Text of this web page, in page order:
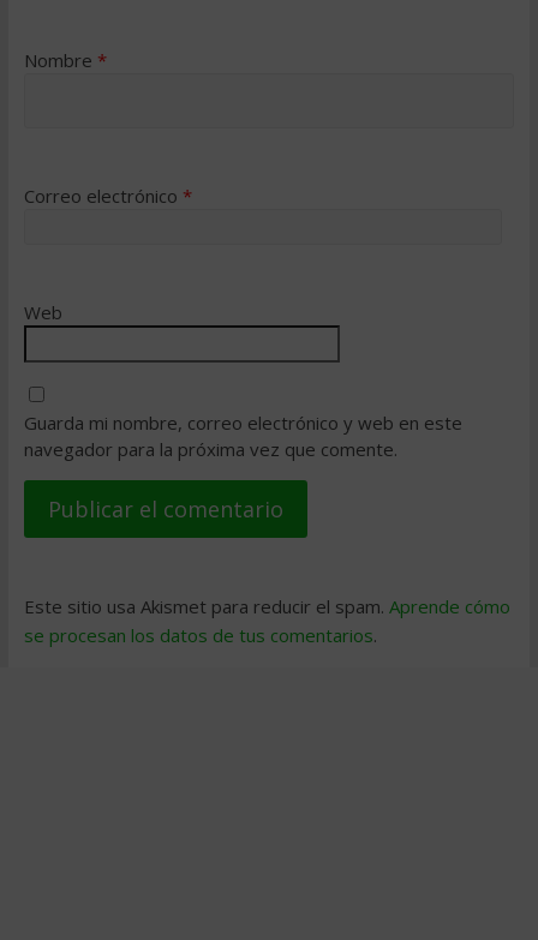
Nombre *
Correo electrónico *
Web
Guarda mi nombre, correo electrónico y web en este
navegador para la próxima vez que comente.
Este sitio usa Akismet para reducir el spam. Aprende cómo
se procesan los datos de tus comentarios.